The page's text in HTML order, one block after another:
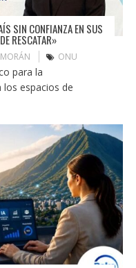
SIN CONFIANZA EN SUS
RESCATAR»
ONU
para la
los espacios de